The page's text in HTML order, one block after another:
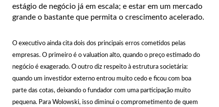
estágio de negócio já em escala; e estar em um mercado
grande o bastante que permita o crescimento acelerado.
O executivo ainda cita dois dos principais erros cometidos pelas
empresas. O primeiro é o valuation alto, quando o preço estimado do
negócio é exagerado. O outro diz respeito à estrutura societária:
quando um investidor externo entrou muito cedo e ficou com boa
parte das cotas, deixando o fundador com uma participação muito
pequena. Para Wolowski, isso diminui o comprometimento de quem